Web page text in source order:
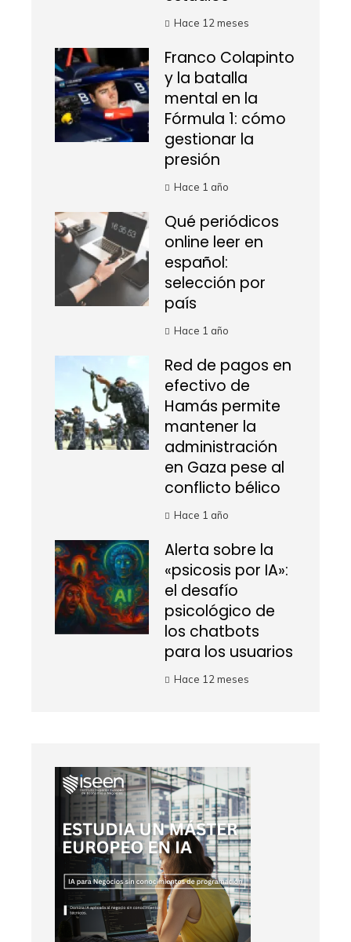
Hace 12 meses
Franco Colapinto
y la batalla
mental en la
Fórmula 1: cómo
gestionar la
presión
Hace 1 año
Qué periódicos
online leer en
español:
selección por
país
Hace 1 año
Red de pagos en
efectivo de
Hamás permite
mantener la
administración
en Gaza pese al
conflicto bélico
Hace 1 año
Alerta sobre la
«psicosis por IA»:
el desafío
psicológico de
los chatbots
para los usuarios
Hace 12 meses